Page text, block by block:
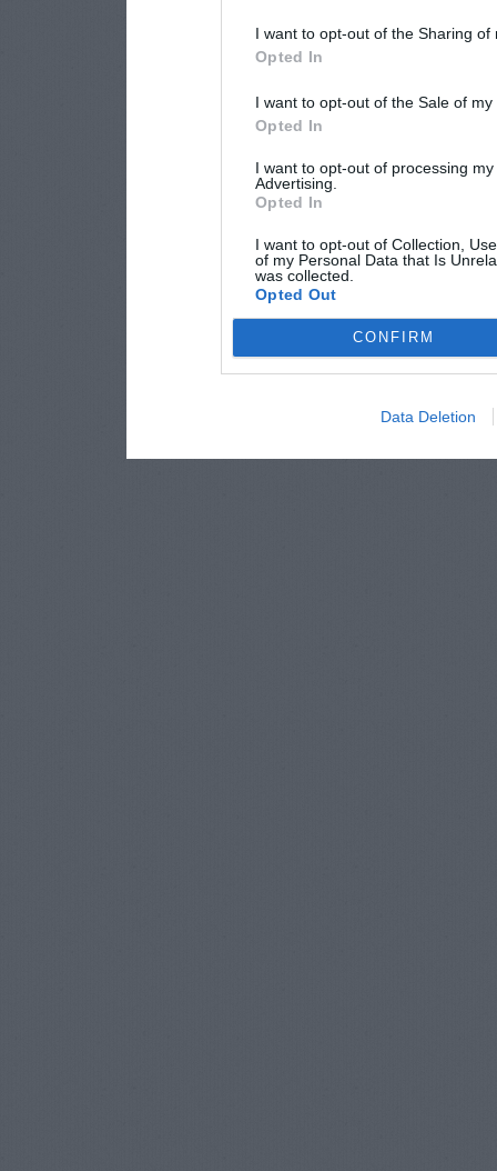
I want to opt-out of the Sharing of
Opted In
I want to opt-out of the Sale of
Opted In
I want to opt-out of processing
Advertising.
Opted In
I want to opt-out of Collection,
of my Personal Data that Is
was collected.
Opted Out
CONFIRM
Data Deletion